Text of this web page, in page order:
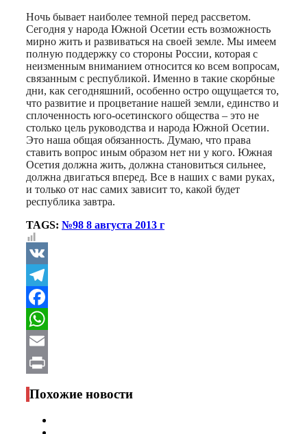
Ночь бывает наиболее темной перед рассветом.
Сегодня у народа Южной Осетии есть возможность
мирно жить и развиваться на своей земле. Мы имеем
полную поддержку со стороны России, которая с
неизменным вниманием относится ко всем вопросам,
связанным с республикой. Именно в такие скорбные
дни, как сегодняшний, особенно остро ощущается то,
что развитие и процветание нашей земли, единство и
сплоченность юго-осетинского общества – это не
столько цель руководства и народа Южной Осетии.
Это наша общая обязанность. Думаю, что права
ставить вопрос иным образом нет ни у кого. Южная
Осетия должна жить, должна становиться сильнее,
должна двигаться вперед. Все в наших с вами руках,
и только от нас самих зависит то, какой будет
республика завтра.
TAGS: №98 8 августа 2013 г
VK
Telegram
Facebook
WhatsApp
Email
Print
Похожие новости